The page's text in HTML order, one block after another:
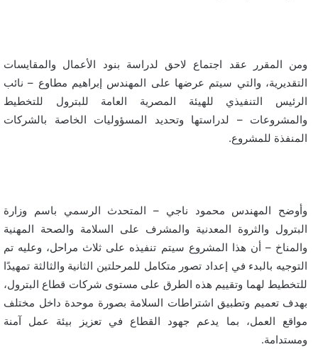
ومن المقرر عقد اجتماع لاحق لدراسة بنود الأعمال والمقايسات
التقديرية، والتي سيتم عرضها على المهندس إبراهيم مطاوع – نائب
الرئيس التنفيذي للهيئة المصرية العامة للبترول للتخطيط
والمشروعات – لدراستها وتحديد المسؤوليات الخاصة بالشركات
المنفذة للمشروع.
وأوضح المهندس محمود ناجي – المتحدث الرسمي باسم وزارة
البترول والثروة المعدنية والمشرف على السلامة والصحة المهنية
والمناخ – أن هذا المشروع سيتم تنفيذه على ثلاث مراحل، وعليه تم
التوجيه بالبدء في إعداد تصور متكامل للمرحلتين الثانية والثالثة تمهيدًا
للتخطيط لهما وتقييم هذه الطرق على مستوى شركات قطاع البترول،
بهدف تعميم وتطبيق اشتراطات السلامة بصورة موحدة داخل مختلف
مواقع العمل، بما يدعم جهود القطاع في تعزيز بيئة عمل آمنة
ومستدامة.